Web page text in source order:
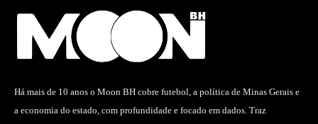
Há mais de 10 anos o Moon BH cobre futebol, a política de Minas Gerais e
a economia do estado, com profundidade e focado em dados. Traz